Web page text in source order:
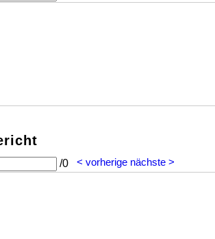
< vorherige
/0 nächste >